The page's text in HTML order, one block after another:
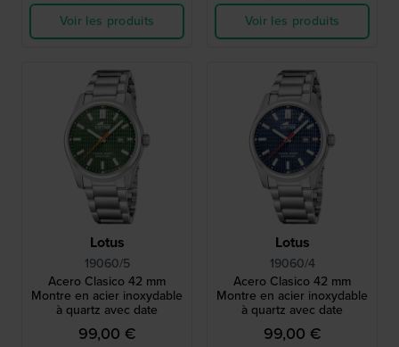
Voir les produits
Voir les produits
Lotus
19060/5
Acero Clasico 42 mm
Montre en acier inoxydable
à quartz avec date
99,00 €
Lotus
19060/4
Acero Clasico 42 mm
Montre en acier inoxydable
à quartz avec date
99,00 €